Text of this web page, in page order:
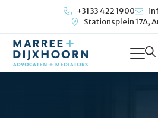
+31 33 422 1900
Stationsplein 17A,